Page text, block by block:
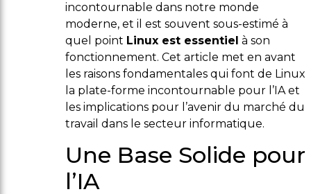
incontournable dans notre monde
moderne, et il est souvent sous-estimé à
quel point Linux est essentiel à son
fonctionnement. Cet article met en avant
les raisons fondamentales qui font de Linux
la plate-forme incontournable pour l’IA et
les implications pour l’avenir du marché du
travail dans le secteur informatique.
Une Base Solide pour
l’IA